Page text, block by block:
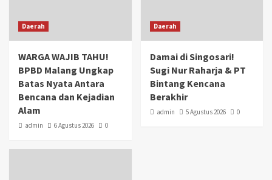
Daerah
WARGA WAJIB TAHU!
BPBD Malang Ungkap
Batas Nyata Antara
Bencana dan Kejadian
Alam
admin 6 Agustus 2026 0
Daerah
Damai di Singosari!
Sugi Nur Raharja & PT
Bintang Kencana
Berakhir
admin 5 Agustus 2026 0